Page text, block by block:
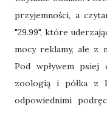
przyjemności, a
"29.99", które
mocy reklamy, ale z
Pod wpływem psiej
zoologią i półka z
odpowiednimi